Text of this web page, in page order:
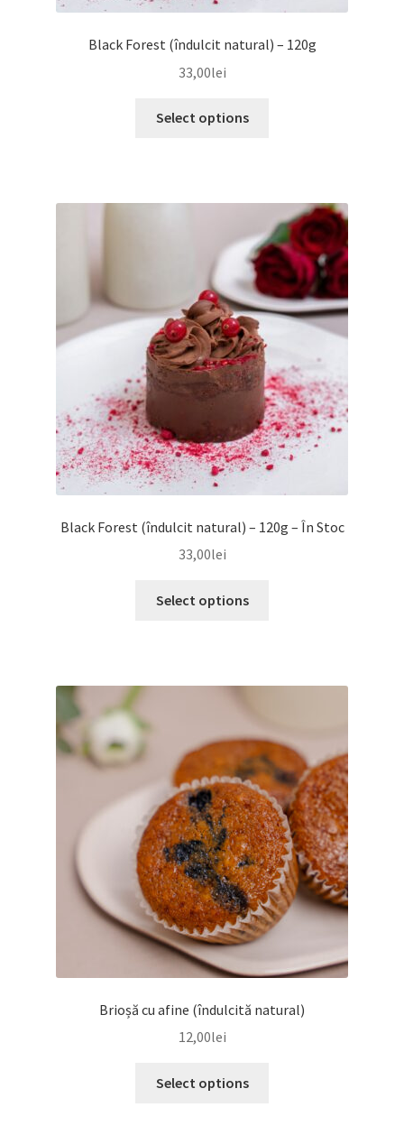
Black Forest (îndulcit natural) – 120g
33,00lei
Select options
Black Forest (îndulcit natural) – 120g – În Stoc
33,00lei
Select options
Brioșă cu afine (îndulcită natural)
12,00lei
Select options